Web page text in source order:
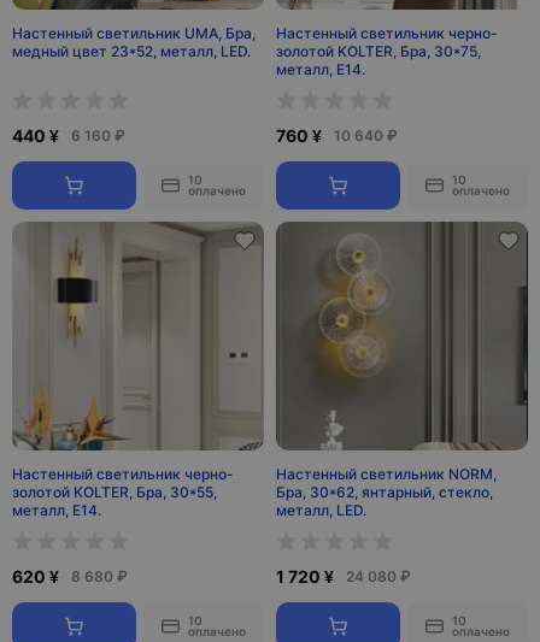
Настенный светильник UMA, Бра,
медный цвет 23*52, металл, LED.
440 ¥ 6 160 ₽
10
оплачено
Настенный светильник черно-
золотой KOLTER, Бра, 30*75,
металл, Е14.
760 ¥ 10 640 ₽
10
оплачено
Настенный светильник черно-
золотой KOLTER, Бра, 30*55,
металл, Е14.
620 ¥ 8 680 ₽
10
оплачено
Настенный светильник NORM,
Бра, 30*62, янтарный, стекло,
металл, LED.
1 720 ¥ 24 080 ₽
10
оплачено